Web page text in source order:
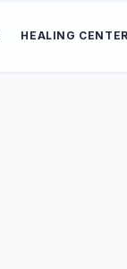
HEALING